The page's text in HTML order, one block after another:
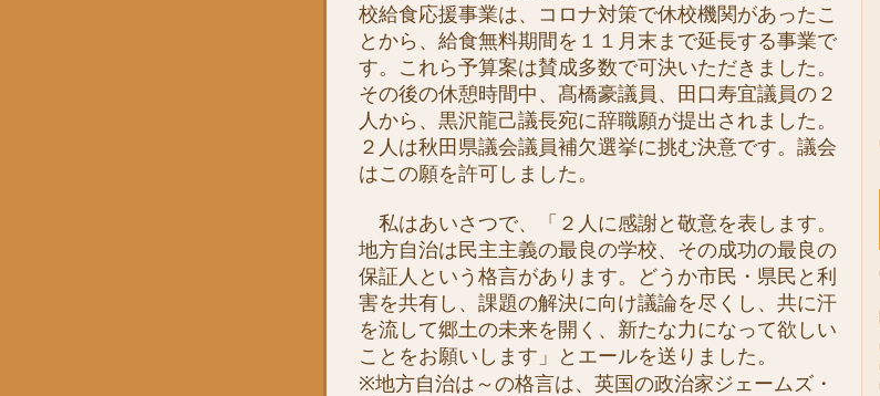
校給食応援事業は、コロナ対策で休校機関があったこ
とから、給食無料期間を１１月末まで延長する事業で
す。これら予算案は賛成多数で可決いただきました。
その後の休憩時間中、髙橋豪議員、田口寿宜議員の２
人から、黒沢龍己議長宛に辞職願が提出されました。
２人は秋田県議会議員補欠選挙に挑む決意です。議会
はこの願を許可しました。
私はあいさつで、「２人に感謝と敬意を表します。
地方自治は民主主義の最良の学校、その成功の最良の
保証人という格言があります。どうか市民・県民と利
害を共有し、課題の解決に向け議論を尽くし、共に汗
を流して郷土の未来を開く、新たな力になって欲しい
ことをお願いします」とエールを送りました。
※地方自治は～の格言は、英国の政治家ジェームズ・